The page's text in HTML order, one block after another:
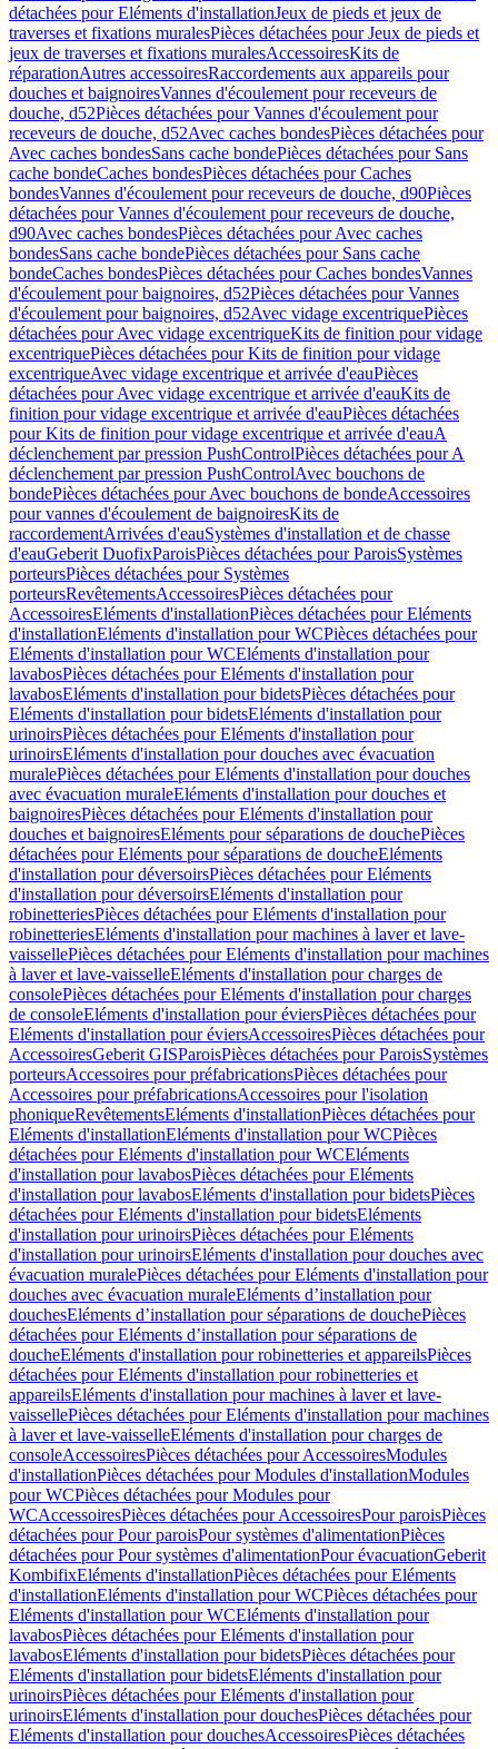
détachées pour Eléments d'installationJeux de pieds et jeux de
traverses et fixations muralesPièces détachées pour Jeux de pieds et
jeux de traverses et fixations muralesAccessoiresKits de
réparationAutres accessoiresRaccordements aux appareils pour
douches et baignoiresVannes d'écoulement pour receveurs de
douche, d52Pièces détachées pour Vannes d'écoulement pour
receveurs de douche, d52Avec caches bondesPièces détachées pour
Avec caches bondesSans cache bondePièces détachées pour Sans
cache bondeCaches bondesPièces détachées pour Caches
bondesVannes d'écoulement pour receveurs de douche, d90Pièces
détachées pour Vannes d'écoulement pour receveurs de douche,
d90Avec caches bondesPièces détachées pour Avec caches
bondesSans cache bondePièces détachées pour Sans cache
bondeCaches bondesPièces détachées pour Caches bondesVannes
d'écoulement pour baignoires, d52Pièces détachées pour Vannes
d'écoulement pour baignoires, d52Avec vidage excentriquePièces
détachées pour Avec vidage excentriqueKits de finition pour vidage
excentriquePièces détachées pour Kits de finition pour vidage
excentriqueAvec vidage excentrique et arrivée d'eauPièces
détachées pour Avec vidage excentrique et arrivée d'eauKits de
finition pour vidage excentrique et arrivée d'eauPièces détachées
pour Kits de finition pour vidage excentrique et arrivée d'eauA
déclenchement par pression PushControlPièces détachées pour A
déclenchement par pression PushControlAvec bouchons de
bondePièces détachées pour Avec bouchons de bondeAccessoires
pour vannes d'écoulement de baignoiresKits de
raccordementArrivées d'eauSystèmes d'installation et de chasse
d'eauGeberit DuofixParoisPièces détachées pour ParoisSystèmes
porteursPièces détachées pour Systèmes
porteursRevêtementsAccessoiresPièces détachées pour
AccessoiresEléments d'installationPièces détachées pour Eléments
d'installationEléments d'installation pour WCPièces détachées pour
Eléments d'installation pour WCEléments d'installation pour
lavabosPièces détachées pour Eléments d'installation pour
lavabosEléments d'installation pour bidetsPièces détachées pour
Eléments d'installation pour bidetsEléments d'installation pour
urinoirsPièces détachées pour Eléments d'installation pour
urinoirsEléments d'installation pour douches avec évacuation
muralePièces détachées pour Eléments d'installation pour douches
avec évacuation muraleEléments d'installation pour douches et
baignoiresPièces détachées pour Eléments d'installation pour
douches et baignoiresEléments pour séparations de douchePièces
détachées pour Eléments pour séparations de doucheEléments
d'installation pour déversoirsPièces détachées pour Eléments
d'installation pour déversoirsEléments d'installation pour
robinetteriesPièces détachées pour Eléments d'installation pour
robinetteriesEléments d'installation pour machines à laver et lave-
vaissellePièces détachées pour Eléments d'installation pour machines
à laver et lave-vaisselleEléments d'installation pour charges de
consolePièces détachées pour Eléments d'installation pour charges
de consoleEléments d'installation pour éviersPièces détachées pour
Eléments d'installation pour éviersAccessoiresPièces détachées pour
AccessoiresGeberit GISParoisPièces détachées pour ParoisSystèmes
porteursAccessoires pour préfabricationsPièces détachées pour
Accessoires pour préfabricationsAccessoires pour l'isolation
phoniqueRevêtementsEléments d'installationPièces détachées pour
Eléments d'installationEléments d'installation pour WCPièces
détachées pour Eléments d'installation pour WCEléments
d'installation pour lavabosPièces détachées pour Eléments
d'installation pour lavabosEléments d'installation pour bidetsPièces
détachées pour Eléments d'installation pour bidetsEléments
d'installation pour urinoirsPièces détachées pour Eléments
d'installation pour urinoirsEléments d'installation pour douches avec
évacuation muralePièces détachées pour Eléments d'installation pour
douches avec évacuation muraleEléments d’installation pour
douchesEléments d’installation pour séparations de douchePièces
détachées pour Eléments d’installation pour séparations de
doucheEléments d'installation pour robinetteries et appareilsPièces
détachées pour Eléments d'installation pour robinetteries et
appareilsEléments d'installation pour machines à laver et lave-
vaissellePièces détachées pour Eléments d'installation pour machines
à laver et lave-vaisselleEléments d'installation pour charges de
consoleAccessoiresPièces détachées pour AccessoiresModules
d'installationPièces détachées pour Modules d'installationModules
pour WCPièces détachées pour Modules pour
WCAccessoiresPièces détachées pour AccessoiresPour paroisPièces
détachées pour Pour paroisPour systèmes d'alimentationPièces
détachées pour Pour systèmes d'alimentationPour évacuationGeberit
KombifixEléments d'installationPièces détachées pour Eléments
d'installationEléments d'installation pour WCPièces détachées pour
Eléments d'installation pour WCEléments d'installation pour
lavabosPièces détachées pour Eléments d'installation pour
lavabosEléments d'installation pour bidetsPièces détachées pour
Eléments d'installation pour bidetsEléments d'installation pour
urinoirsPièces détachées pour Eléments d'installation pour
urinoirsEléments d'installation pour douchesPièces détachées pour
Eléments d'installation pour douchesAccessoiresPièces détachées